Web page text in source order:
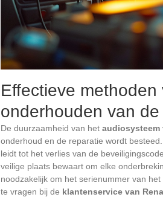
Effectieve
onderhouden van
De duurzaamheid van het audiosysteem
onderhoud en de reparatie wordt
leidt tot het verlies van de
veilige plaats bewaart om elke
noodzakelijk om het serienummer van
te vragen bij de klantenservice van